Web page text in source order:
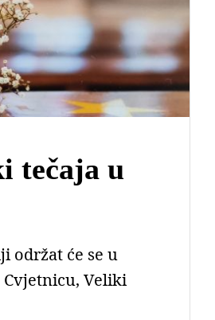
tečaja u
održat će se u
Cvjetnicu, Veliki